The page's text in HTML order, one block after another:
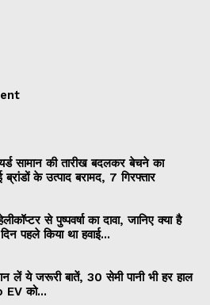
सामान की तारीख बदलकर बेचने का
के उत्पाद बरामद, 7 गिरफ्तार
से पुष्पवर्षा का दावा, जानिए क्या है
पहले किया था हवाई...
लें ये जरूरी बातें, 30 सेमी पानी भी हर हाल
EV को...